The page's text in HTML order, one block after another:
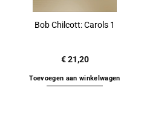
Bob Chilcott: Carols 1
€21,20
Toevoegen aan winkelwagen